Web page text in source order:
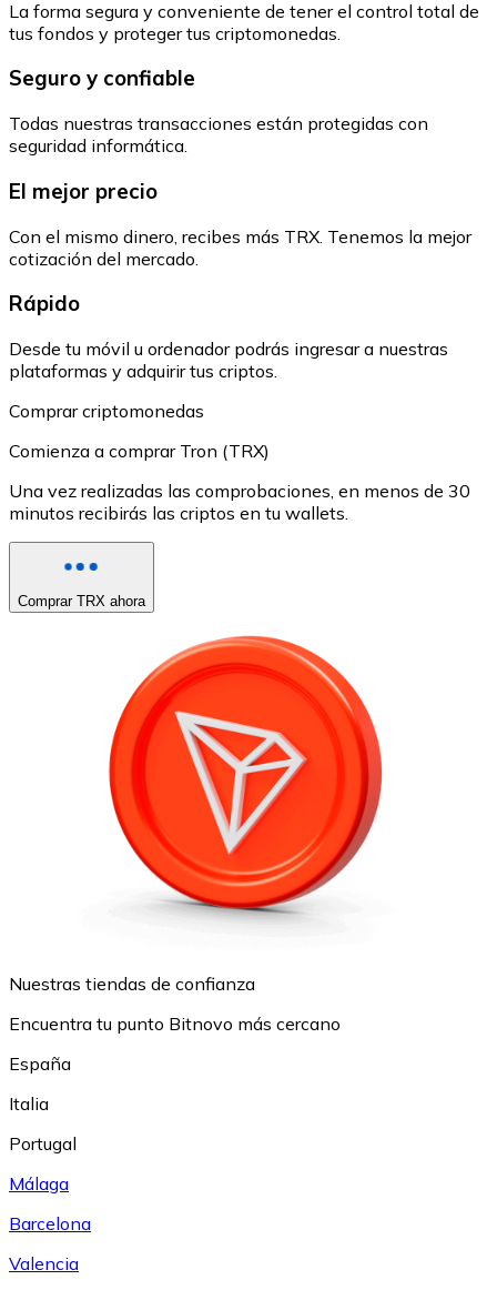
La forma segura y conveniente de tener el control total de
tus fondos y proteger tus criptomonedas.
Seguro y confiable
Todas nuestras transacciones están protegidas con
seguridad informática.
El mejor precio
Con el mismo dinero, recibes más TRX. Tenemos la mejor
cotización del mercado.
Rápido
Desde tu móvil u ordenador podrás ingresar a nuestras
plataformas y adquirir tus criptos.
Comprar criptomonedas
Comienza a comprar Tron (TRX)
Una vez realizadas las comprobaciones, en menos de 30
minutos recibirás las criptos en tu wallets.
Comprar TRX ahora
Nuestras tiendas de confianza
Encuentra tu punto Bitnovo más cercano
España
Italia
Portugal
Málaga
Barcelona
Valencia